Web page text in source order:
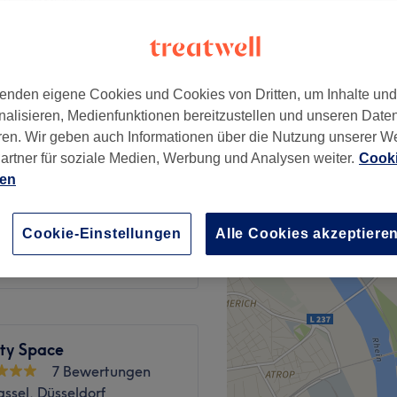
40 €
80 €
44 €
45 €
80 €
Space
7 Bewertungen
Düsseldorf
eigene Cookies und Cookies von Dritten, um Inhalte
Medienfunktionen bereitzustellen und unseren
Wir geben auch Informationen über die Nutzung unserer
für soziale Medien, Werbung und Analysen weiter.
Cookie-Einstellungen Alle Cookies akzeptieren